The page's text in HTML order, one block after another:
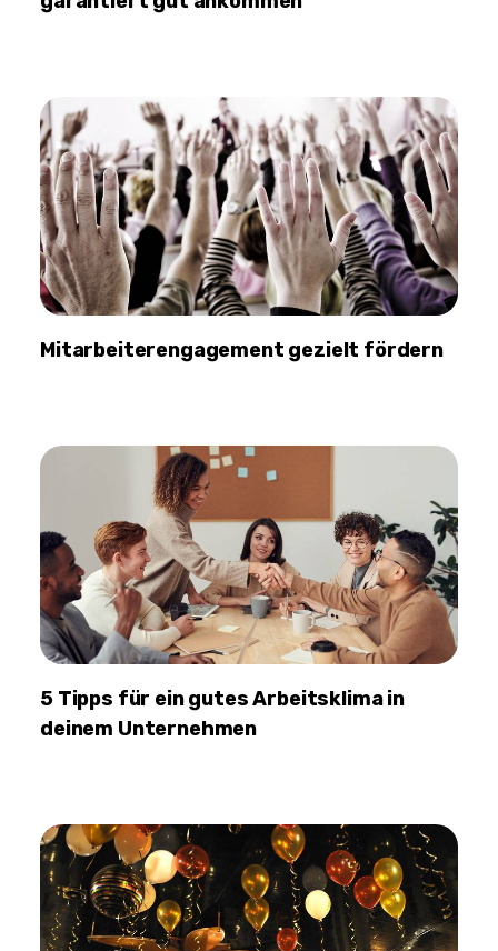
Mitarbeiterengagement gezielt fördern
5 Tipps für ein gutes Arbeitsklima in
deinem Unternehmen